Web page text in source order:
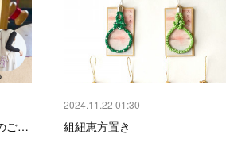
ご…
2024.11.22 01:30
組紐恵方置き